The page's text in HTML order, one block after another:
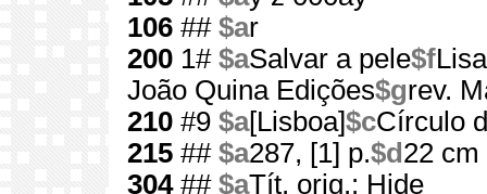
106 ## $ar
200 1# $aSalvar a pele$f
João Quina Edições$grev.
210 #9 $a[Lisboa]$cCírculo
215 ## $a287, [1] p.$d 22 cm
304## $aTít. orig.: Hide